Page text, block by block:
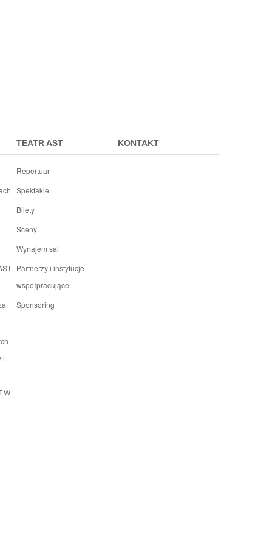
i
W
TEATR AST
Repertuar
Spektakle
Bilety
Sceny
Wynajem sal
Partnerzy i instytucje
współpracujące
Sponsoring
KONTAKT